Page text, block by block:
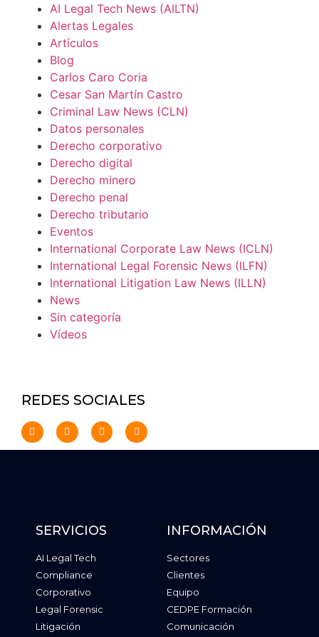
AI Legal Tech News (AILTN)
Alertas Legales
Artículos
Blog
Carlos Caro Coria
Cesar San Martín Castro
Criminal Law News (CLN)
Datos personales
Derecho corporativo
Derecho digital
Derecho minero
Derecho penal
Derecho tributario
Eventos
International Corporate Law News (ICLN)
International Legal Forensic News (ILFN)
International Litigation Law News (ILLN)
News
Sin categoría
Vídeos
REDES SOCIALES
SERVICIOS
AI Legal Tech
Compliance
Corporativo
Legal Forensic
Litigación
INFORMACIÓN
Sectores
Clientes
Equipo
CEDPE Formación
Comunicación